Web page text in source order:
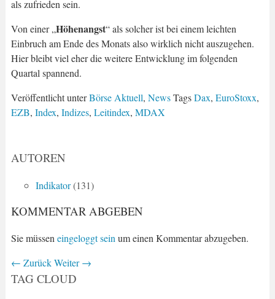
als zufrieden sein.
Von einer „Höhenangst“ als solcher ist bei einem leichten
Einbruch am Ende des Monats also wirklich nicht auszugehen.
Hier bleibt viel eher die weitere Entwicklung im folgenden
Quartal spannend.
Veröffentlicht unterBörse Aktuell, News TagsDax, EuroStoxx,
EZB, Index, Indizes, Leitindex, MDAX
AUTOREN
Indikator(131)
KOMMENTAR ABGEBEN
Sie müsseneingeloggt seinum einen Kommentar abzugeben.
← Zurück Weiter→
TAG CLOUD